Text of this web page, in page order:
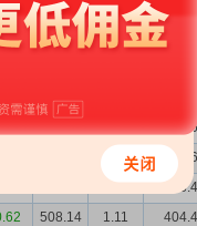
145.22 1.10
172.02 1.03
431.30
347.75 1.23
1.56
508.14 1.11